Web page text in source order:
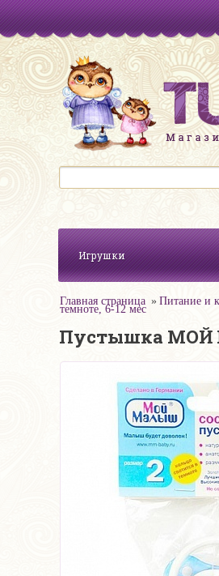
Игрушки
Главная страница Питание и
темноте, 6-12 мес
Пустышка МОЙ